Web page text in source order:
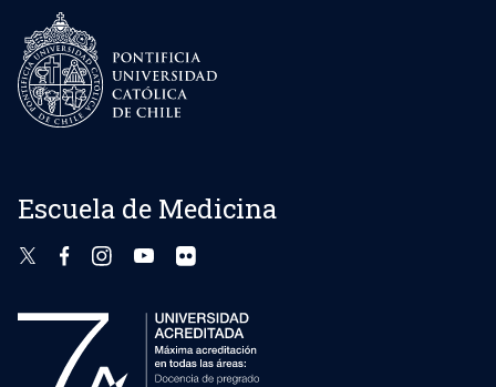
La Dirección de Postgrado llamará anualmente a
concurso nacional para las vacantes establecidas
en conjunto con el Jefe de Programa. La Comisión
de Graduados seleccionará los candidatos de
Escuela de Medicina